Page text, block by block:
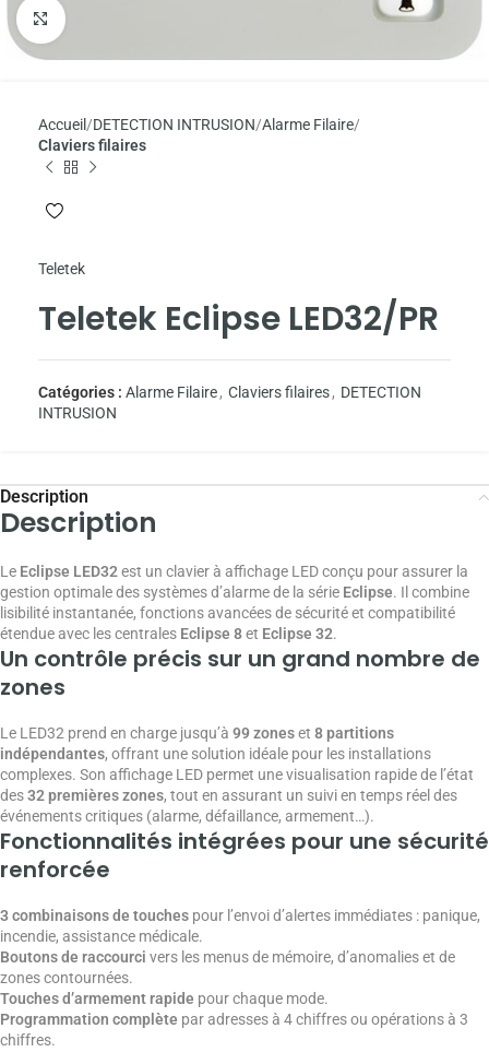
Agrandir
Accueil DETECTION INTRUSION Alarme Filaire
Claviers filaires
Teletek
Teletek Eclipse LED32/PR
Catégories : Alarme Filaire, Claviers filaires, DETECTION
INTRUSION
Description
Description
Le Eclipse LED32est un clavier à affichage LED conçu pour assurer la
gestion optimale des systèmes d’alarme de la série Eclipse. Il combine
lisibilité instantanée, fonctions avancées de sécurité et compatibilité
étendue avec les centrales Eclipse 8et Eclipse 32.
Un contrôle précis sur un grand nombre de
zones
Le LED32 prend en charge jusqu’à 99 zoneset 8 partitions
indépendantes, offrant une solution idéale pour les installations
complexes. Son affichage LED permet une visualisation rapide de l’état
des32 premières zones, tout en assurant un suivi en temps réel des
événements critiques (alarme, défaillance, armement…).
Fonctionnalités intégrées pour une sécurité
renforcée
3 combinaisons de touches pour l’envoi d’alertes immédiates : panique,
incendie, assistance médicale.
Boutons de raccourci vers les menus de mémoire, d’anomalies et de
zones contournées.
Touches d’armement rapide pour chaque mode.
Programmation complète par adresses à 4 chiffres ou opérations à 3
chiffres.